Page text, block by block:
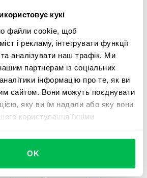
кукі
файли cookie, щоб
і рекламу, інтегрувати функції
аналізувати наш трафік. Ми
партнерам із соціальних
інформацію про те, як ви
сайтом. Вони можуть поєднувати
яку ви їм надали або яку вони
користування їхніми
OK
CEOу PeopleForce
перший корпоративний
у Польщі та один з перших у
та Східної Європи, що фокусується
HR Tech та EDU Tech. Місія
що працюють на ринку
фонд з українським